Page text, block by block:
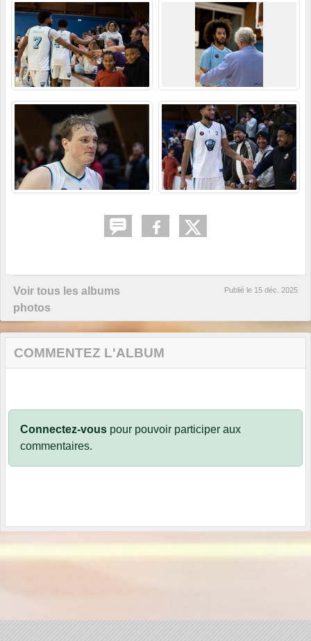
Voir tous les albums
photos
Publié le 15 déc. 2025
COMMENTEZ L'ALBUM
Connectez-vous pour pouvoir participer aux
commentaires.